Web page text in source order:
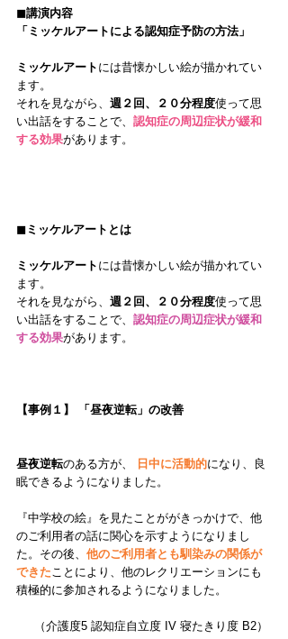
◼︎講演内容
「ミッケルアートによる認知症予防の方法」
ミッケルアート には昔懐かしい絵が描かれてい
ます。
それを見ながら、 週２回、２０分程度使って思
い出話をすることで、 認知症の周辺症状が緩和
する効果があります。
◼︎ミッケルアートとは
ミッケルアート には昔懐かしい絵が描かれてい
ます。
それを見ながら、 週２回、２０分程度使って思
い出話をすることで、 認知症の周辺症状が緩和
する効果があります。
【事例１】 「昼夜逆転」の改善
昼夜逆転のある方が、 日中に活動的になり、良
眠できるようになりました。
『中学校の絵』を見たことががきっかけで、他
のご利用者の話に関心を示すようになりまし
た。その後、 他のご利用者とも馴染みの関係が
できた ことにより、他のレクリエーションにも
積極的に参加されるようになりました。
（介護度5 認知症自立度 IV 寝たきり度 B2）